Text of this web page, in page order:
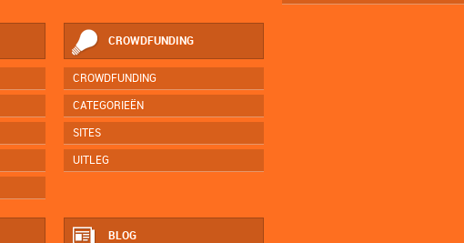
CROWDFUNDING
CROWDFUNDING
CATEGORIEËN
SITES
UITLEG
BLOG